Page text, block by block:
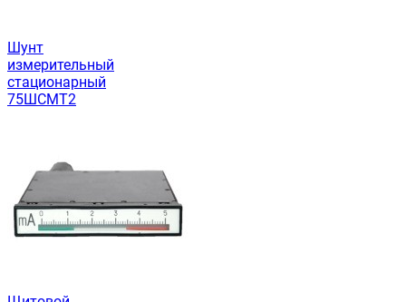
Шунт
измерительный
стационарный
75ШСМТ2